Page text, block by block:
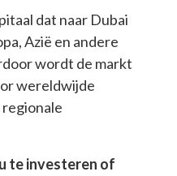
dat naar Dubai
Azië en andere
wordt de markt
wereldwijde
te investeren of